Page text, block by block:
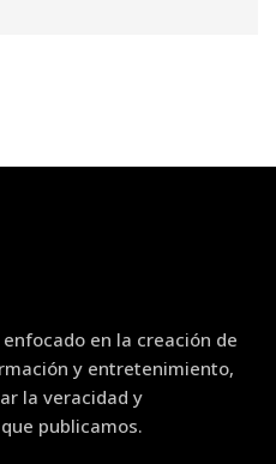
en la creación de
y entretenimiento,
la veracidad y
publicamos.